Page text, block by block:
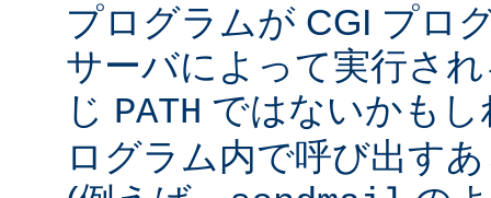
プログラムが CGI プロ
サーバによって実行さ
じ PATH ではないかも
ログラム内で呼び出す